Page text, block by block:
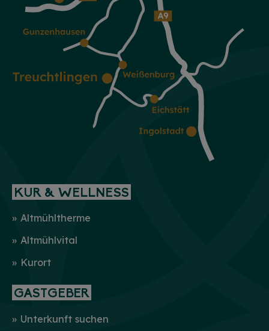
KUR & WELLNESS
Altmühltherme
Altmühlvital
Kurort
GASTGEBER
Unterkunft suchen